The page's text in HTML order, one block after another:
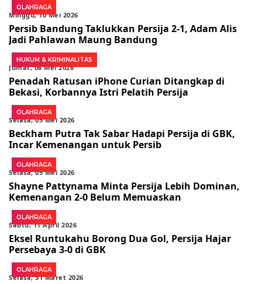
OLAHRAGA
Minggu, 10 Mei 2026
Persib Bandung Taklukkan Persija 2-1, Adam Alis
Jadi Pahlawan Maung Bandung
HUKUM & KRIMINALITAS
Jumat, 08 Mei 2026
Penadah Ratusan iPhone Curian Ditangkap di
Bekasi, Korbannya Istri Pelatih Persija
OLAHRAGA
Selasa, 05 Mei 2026
Beckham Putra Tak Sabar Hadapi Persija di GBK,
Incar Kemenangan untuk Persib
OLAHRAGA
Selasa, 05 Mei 2026
Shayne Pattynama Minta Persija Lebih Dominan,
Kemenangan 2-0 Belum Memuaskan
OLAHRAGA
Sabtu, 11 April 2026
Eksel Runtukahu Borong Dua Gol, Persija Hajar
Persebaya 3-0 di GBK
OLAHRAGA
Selasa, 31 Maret 2026